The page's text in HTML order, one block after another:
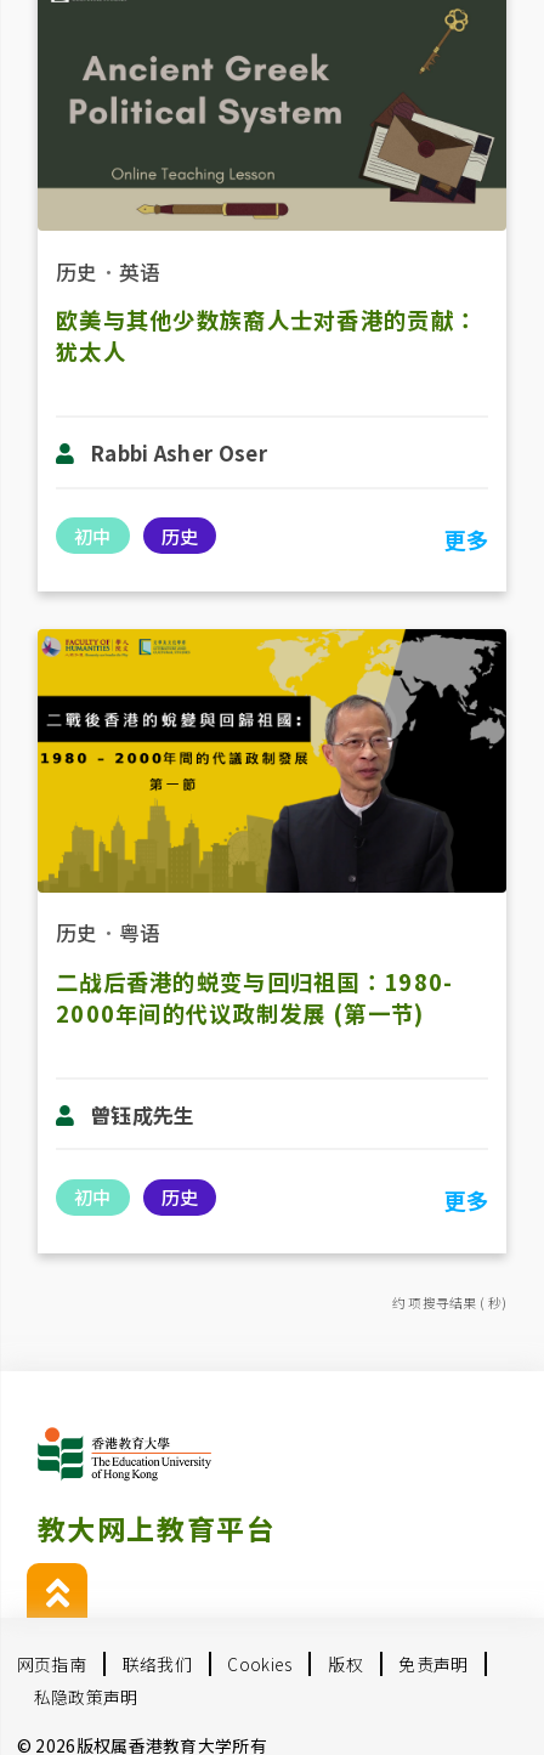
历史 ． 英语
欧美与其他少数族裔人士对香港的贡献：
犹太人
Rabbi Asher Oser
初中 历史 更多
历史 ． 粤语
二战后香港的蜕变与回归祖国：1980-
2000年间的代议政制发展 (第一节)
曾钰成先生
初中 历史 更多
约 项搜寻结果 ( 秒)
教大网上教育平台
网页指南 联络我们 Cookies 版权
免责声明
私隐政策声明
© 2026版权属香港教育大学所有